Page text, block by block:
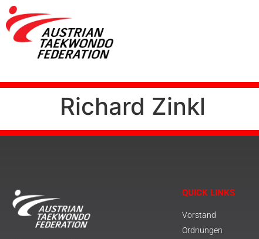
Richard Zinkl
QUICK LINKS
Vorstand
Ordnungen